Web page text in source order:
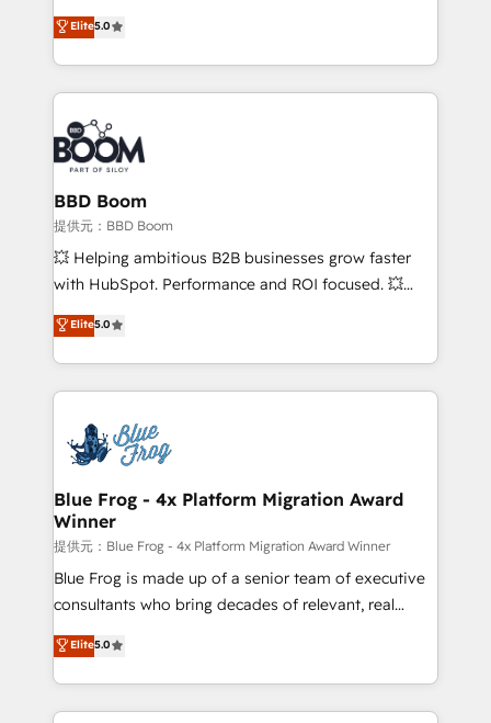
stratégies d'acquisition marketing (SEO, SEA,
inbound, automatisation marketing, ABM, IA,
emailing) Informations clés : - 10 ans d'expérience -
100+ intégrations CRM HubSpot réussies - 40
experts conseil - 150 certifications HubSpot
cumulées
Vonazon turns marketing complexity into
measurable, scalable growth. From onboarding to
enterprise-grade campaigns, our in-house team
builds scalable strategies that drive long-term
revenue. ⚙️ HubSpot Integration & Optimization •
Seamless CRM, CMS, and automation setup •
Complex platform migrations and data cleanups •
Custom APIs and third-party integrations 📈 End-to-
End Revenue Acceleration • Lifecycle marketing and
pipeline growth programs • Sales enablement tools
and CRM optimization • Retention strategies with
Execution • 750+ onboardings and 2,000+
implementations • Deep expertise across marketing,
Elite5.0
BBD Boom
提供元：BBD Boom
💥 Helping ambitious B2B businesses grow faster
with HubSpot. Performance and ROI focused. 💥
BBD Boom is the HubSpot partner that can help you
to HubSpot Better. We work with your teams to
solve all your HubSpot challenges and improve user
adoption, sales process and marketing results.
the first time 🔧 Designing and optimising your
HubSpot set-up for better results 🌐 Website design
and build using HubSpot 🔌 Integrating HubSpot
with other systems 🎓 Training your teams to be
HubSpot pros 📊 Lead generation services using
HubSpot Why us? - SIX HubSpot Accreditations -
awarded by HubSpot after a rigorous process for
Migration, Custom Integration & Platform
Enablement -Onboarded over 500 businesses to
Elite5.0
Blue Frog - 4x Platform Migration Award
Winner
提供元：Blue Frog - 4x Platform Migration Award Winner
Blue Frog is made up of a senior team of executive
consultants who bring decades of relevant, real
world experience to our client engagements. "Blue
Frog is a top, trusted partner in HubSpot's
ecosystem for a reason. Their team brings over a
decade of experience to the table, along with deep
Elite5.0